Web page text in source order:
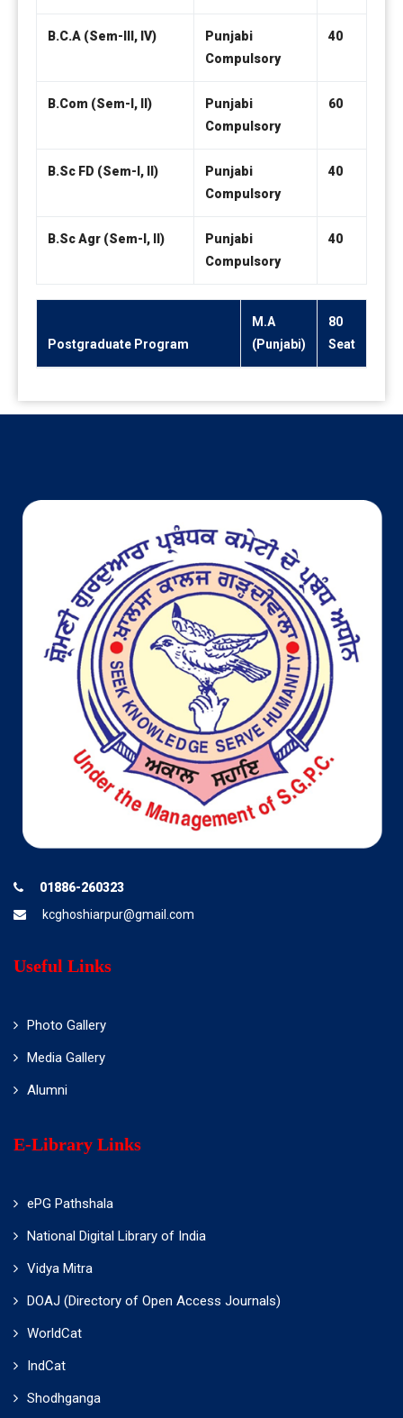
B.C.A (Sem-III, IV)
Punjabi
Compulsory
40
B.Com (Sem-I, II)
Punjabi
Compulsory
60
B.Sc FD (Sem-I, II)
Punjabi
Compulsory
40
B.Sc Agr (Sem-I, II)
Punjabi
Compulsory
40
Postgraduate Program
M.A
(Punjabi)
80
Seat
01886-260323
kcghoshiarpur@gmail.com
Useful Links
Photo Gallery
Media Gallery
Alumni
E-Library Links
ePG Pathshala
National Digital Library of India
Vidya Mitra
DOAJ (Directory of Open Access Journals)
WorldCat
IndCat
Shodhganga